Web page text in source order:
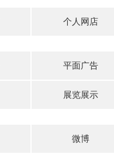
个人网店
平面广告
展览展示
微博